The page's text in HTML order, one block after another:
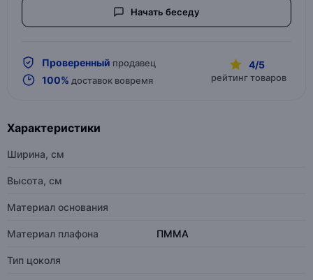
Начать беседу
Проверенный продавец
100% доставок вовремя
4/5
рейтинг товаров
Характеристики
Ширина, см
Высота, см
Материал основания
Материал плафона ПММА
Тип цоколя